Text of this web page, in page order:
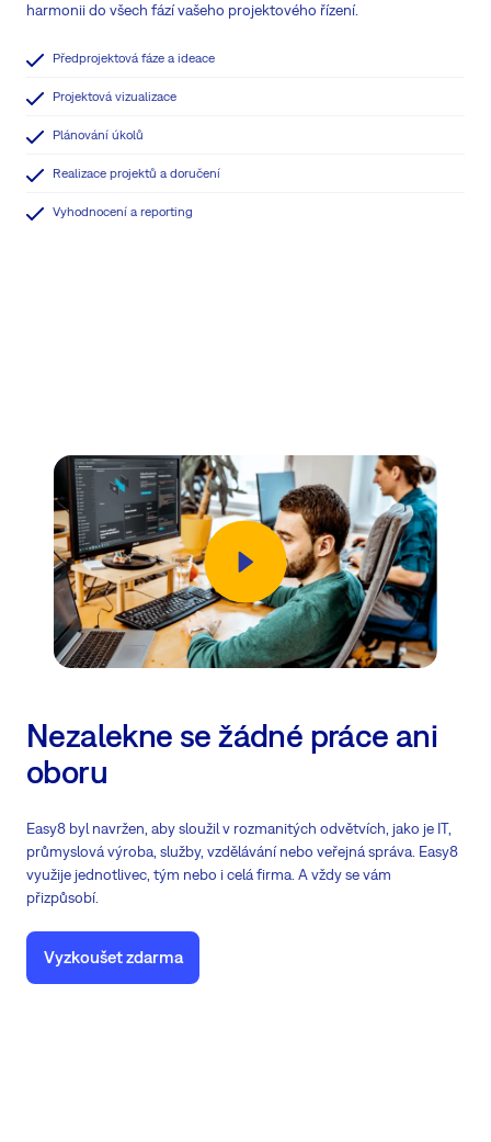
harmonii do všech fází vašeho projektového řízení.
Předprojektová fáze a ideace
Projektová vizualizace
Plánování úkolů
Realizace projektů a doručení
Vyhodnocení a reporting
Nezalekne se žádné práce ani
oboru
Easy8 byl navržen, aby sloužil v rozmanitých odvětvích, jako je IT,
průmyslová výroba, služby, vzdělávání nebo veřejná správa. Easy8
využije jednotlivec, tým nebo i celá firma. A vždy se vám
přizpůsobí.
Vyzkoušet zdarma